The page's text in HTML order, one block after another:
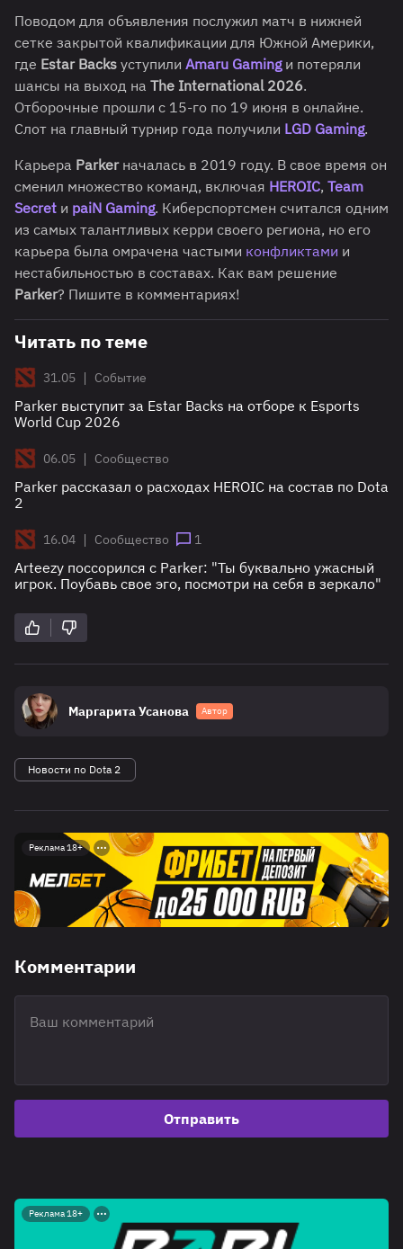
Поводом для объявления послужил матч в нижней
сетке закрытой квалификации для Южной Америки,
где Estar Backs уступили Amaru Gamingи потеряли
шансы на выход на The International 2026.
Отборочные прошли с 15-го по 19 июня в онлайне.
Слот на главный турнир года получили LGD Gaming.
Карьера Parkerначалась в 2019 году. В свое время он
сменил множество команд, включая HEROIC, Team
Secret и paiN Gaming. Киберспортсмен считался одним
из самых талантливых керри своего региона, но его
карьера была омрачена частыми конфликтами и
нестабильностью в составах. Как вам решение
Parker? Пишите в комментариях!
Читать по теме
31.05 | Событие
Parker выступит за Estar Backs на отборе к Esports
World Cup 2026
06.05 | Сообщество
Parker рассказал о расходах HEROIC на состав по Dota
2
16.04 | Сообщество 1
Arteezy поссорился с Parker: "Ты буквально ужасный
игрок. Поубавь свое эго, посмотри на себя в зеркало"
Маргарита Усанова Автор
Новости по Dota 2
Реклама 18+
Комментарии
Отправить
Реклама 18+